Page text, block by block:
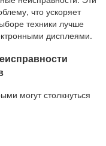
что ускоряет
техники лучше
дисплеями.
могут столкнуться